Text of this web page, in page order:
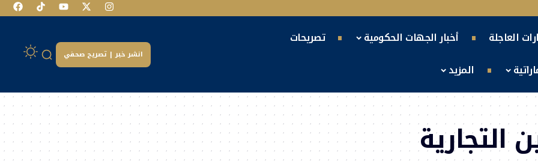
العاجلة أخبار الجهات الحكومية
تصريحات
المزيد
انشر خبر | تصريح صحفي
التجارية